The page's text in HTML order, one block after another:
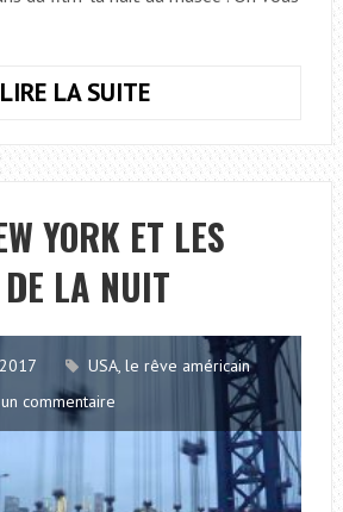
LIRE LA SUITE
UN
MATIN
AU
MUSÉE
À
NEW
YORK
YORK ET LES
LA NUIT
USA, le rêve américain
commentaire